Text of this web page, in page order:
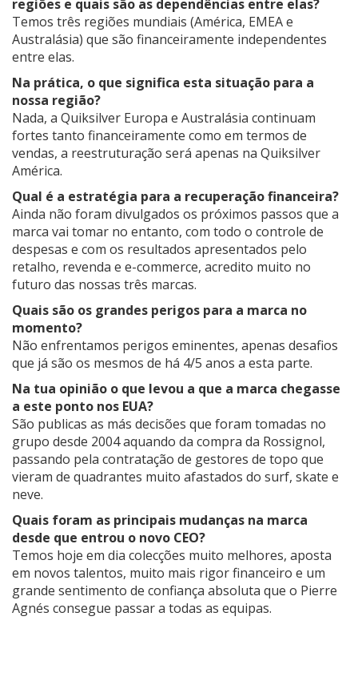
regiões e quais são as dependências entre elas?
Temos três regiões mundiais (América, EMEA e
Australásia) que são financeiramente independentes
entre elas.
Na prática, o que significa esta situação para a
nossa região?
Nada, a Quiksilver Europa e Australásia continuam
fortes tanto financeiramente como em termos de
vendas, a reestruturação será apenas na Quiksilver
América.
Qual é a estratégia para a recuperação financeira?
Ainda não foram divulgados os próximos passos que a
marca vai tomar no entanto, com todo o controle de
despesas e com os resultados apresentados pelo
retalho, revenda e e-commerce, acredito muito no
futuro das nossas três marcas.
Quais são os grandes perigos para a marca no
momento?
Não enfrentamos perigos eminentes, apenas desafios
que já são os mesmos de há 4/5 anos a esta parte.
Na tua opinião o que levou a que a marca chegasse
a este ponto nos EUA?
São publicas as más decisões que foram tomadas no
grupo desde 2004 aquando da compra da Rossignol,
passando pela contratação de gestores de topo que
vieram de quadrantes muito afastados do surf, skate e
neve.
Quais foram as principais mudanças na marca
desde que entrou o novo CEO?
Temos hoje em dia colecções muito melhores, aposta
em novos talentos, muito mais rigor financeiro e um
grande sentimento de confiança absoluta que o Pierre
Agnés consegue passar a todas as equipas.